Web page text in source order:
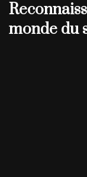
monde du